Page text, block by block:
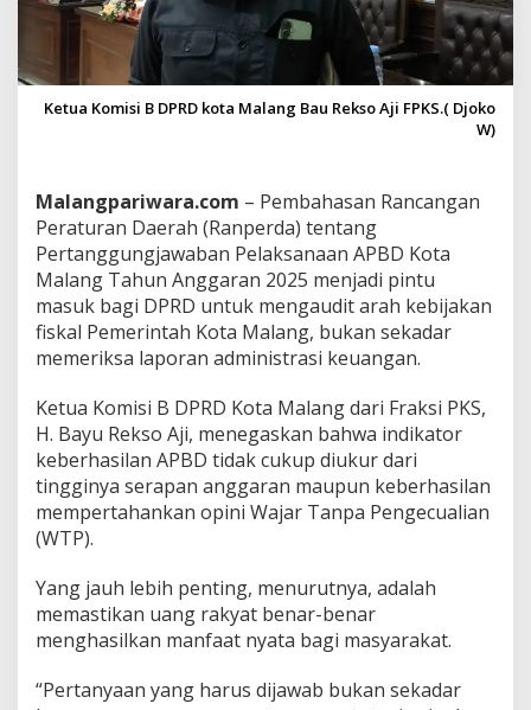
K
o
a
M
n
g
T
e
r
l
a
l
D
i
d
o
m
i
n
i
B
e
l
n
Ketua Komisi B DPRD kota Malang Bau Rekso Aji FPKS.( Djoko
W)
Malangpariwara.com – Pembahasan Rancangan
Peraturan Daerah (Ranperda) tentang
Pertanggungjawaban Pelaksanaan APBD Kota
Malang Tahun Anggaran 2025 menjadi pintu
masuk bagi DPRD untuk mengaudit arah kebijakan
fiskal Pemerintah Kota Malang, bukan sekadar
memeriksa laporan administrasi keuangan.
Ketua Komisi B DPRD Kota Malang dari Fraksi PKS,
H. Bayu Rekso Aji, menegaskan bahwa indikator
keberhasilan APBD tidak cukup diukur dari
tingginya serapan anggaran maupun keberhasilan
mempertahankan opini Wajar Tanpa Pengecualian
(WTP).
Yang jauh lebih penting, menurutnya, adalah
memastikan uang rakyat benar-benar
menghasilkan manfaat nyata bagi masyarakat.
“Pertanyaan yang harus dijawab bukan sekadar